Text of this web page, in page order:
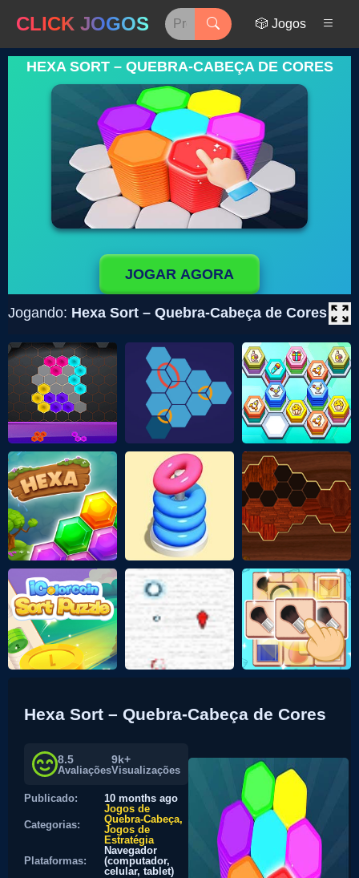
CLICK JOGOS 🎲 Jogos
HEXA SORT – QUEBRA-CABEÇA DE CORES
JOGAR AGORA
Jogando: Hexa Sort – Quebra-Cabeça de Cores
Hexa Sort – Quebra-Cabeça de Cores
8.5
Avaliações
9k+
Visualizações
Publicado: 10 months ago
Categorias:
Jogos de
Quebra-Cabeça
Jogos de
Estratégia
Plataformas:
Navegador
(computador,
celular, tablet)